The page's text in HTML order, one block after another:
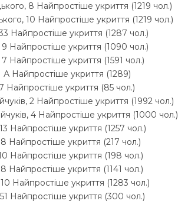
8 Найпростіше укриття (1219 чол.)
10 Найпростіше укриття (1219 чол.)
33 Найпростіше укриття (1287 чол.)
9 Найпростіше укриття (1090 чол.)
Найпростіше укриття (1591 чол.)
А Найпростіше укриття (1289)
7 Найпростіше укриття (85 чол.)
2 Найпростіше укриття (1992 чол.)
4 Найпростіше укриття (1000 чол.)
Найпростіше укриття (1257 чол.)
Найпростіше укриття (217 чол.)
Найпростіше укриття (198 чол.)
Найпростіше укриття (1141 чол.)
Найпростіше укриття (1283 чол.)
Найпростіше укриття (300 чол.)